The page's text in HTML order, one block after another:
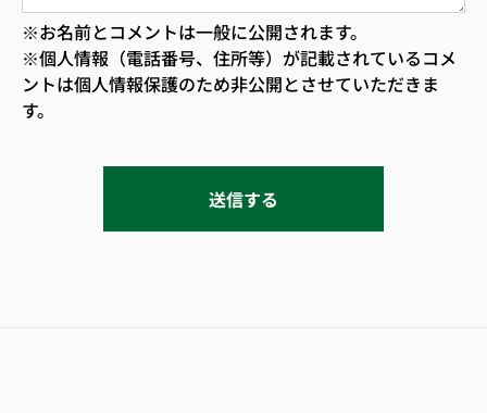
※お名前とコメントは一般に公開されます。
※個人情報（電話番号、住所等）が記載されているコメ
ントは個人情報保護のため非公開とさせていただきま
す。